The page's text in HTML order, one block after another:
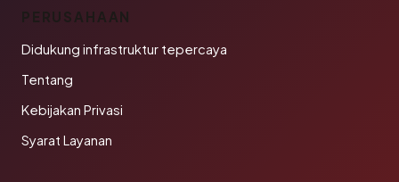
PERUSAHAAN
Didukung infrastruktur tepercaya
Tentang
Kebijakan Privasi
Syarat Layanan